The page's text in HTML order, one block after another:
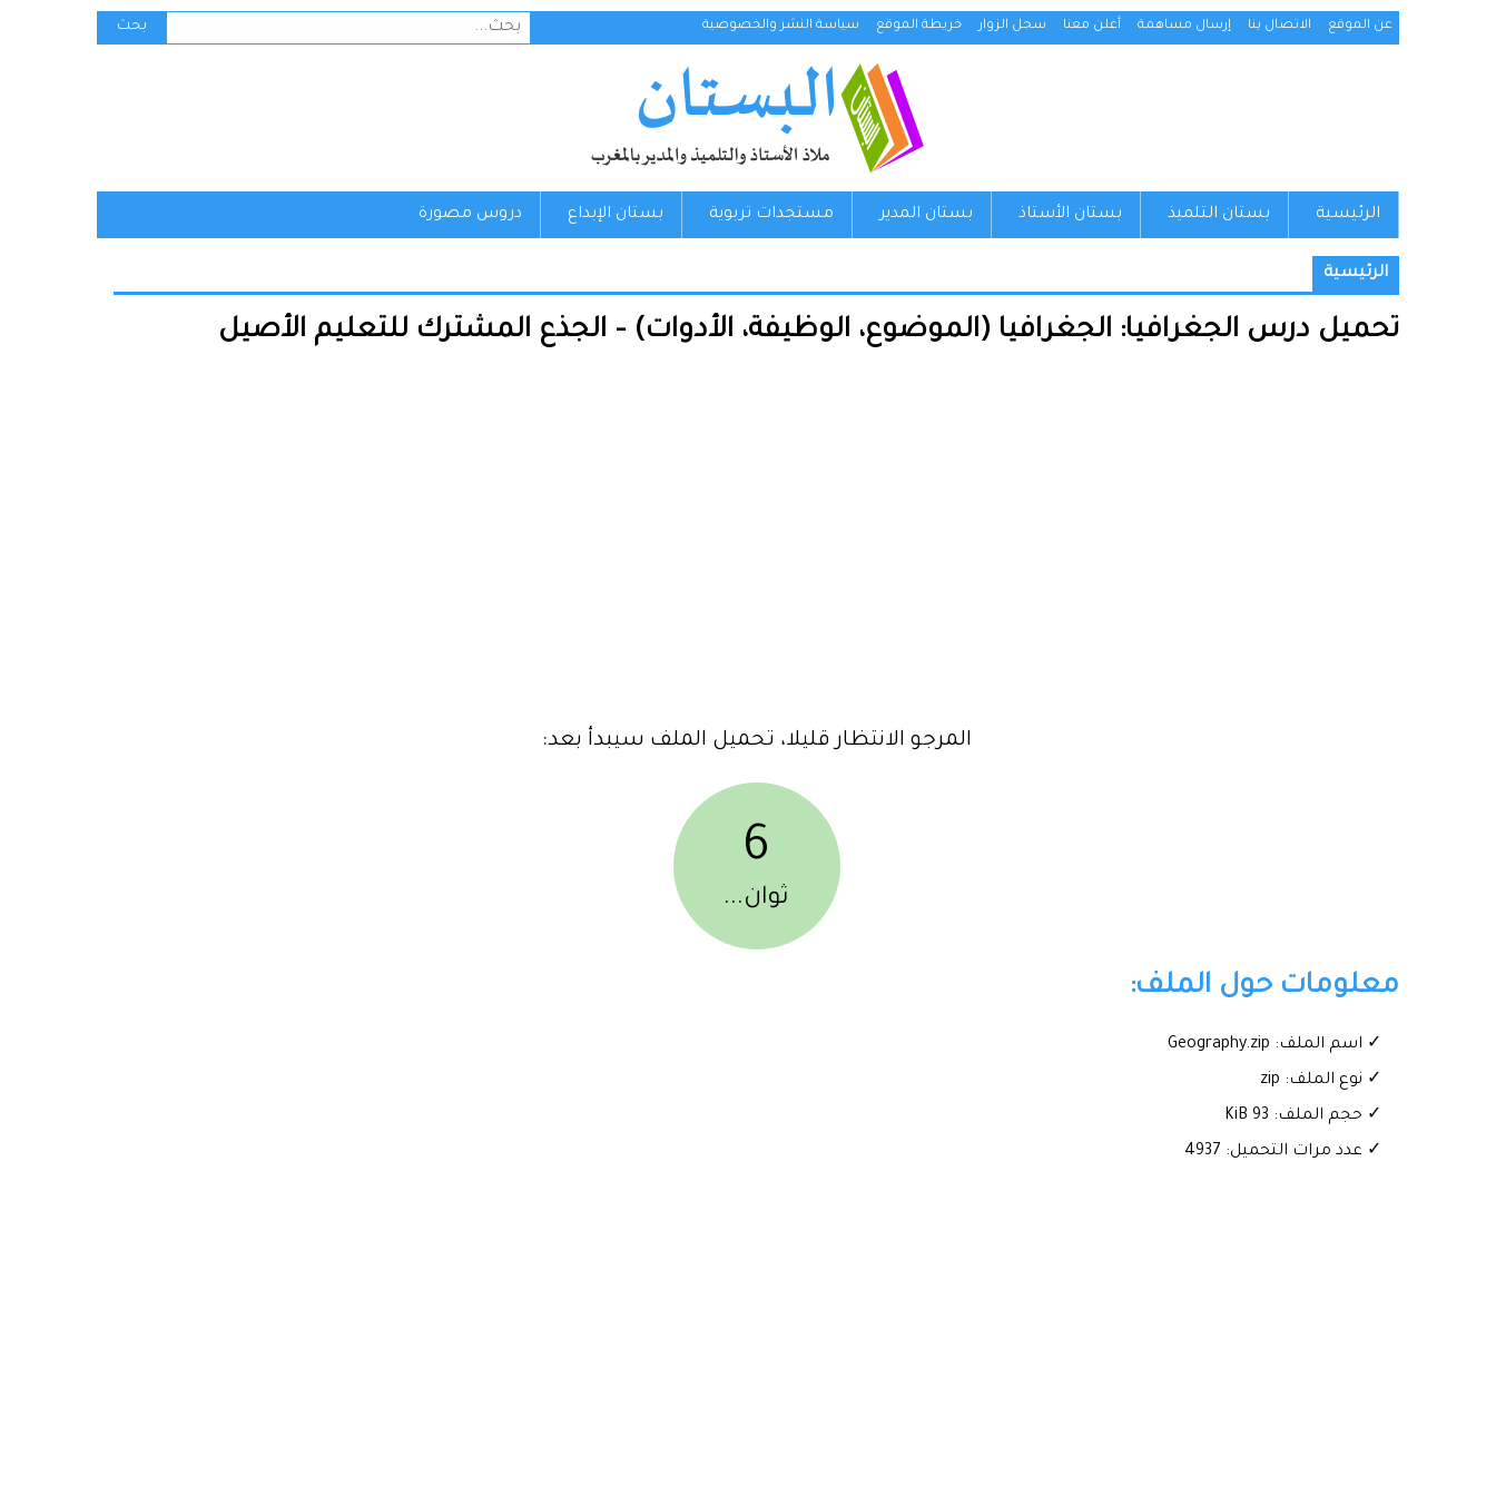
عن الموقع الاتصال بنا إرسال مساهمة أعلن معنا سجل الزوار خريطة الموقع سياسة النشر والخصوصية
البحث
عن:
بحث
الرئيسية بستان التلميذ بستان الأستاذ بستان المدير مستجدات تربوية بستان الإبداع دروس مصورة
الرئيسية
تحميل درس الجغرافيا: الجغرافيا (الموضوع، الوظيفة، الأدوات) – الجذع المشترك للتعليم الأصيل
المرجو الانتظار قليلا، تحميل الملف سيبدأ بعد:
6
ثوان...
معلومات حول الملف:
✓ اسم الملف: Geography.zip
✓ نوع الملف: zip
✓ حجم الملف: 93 KiB
✓ عدد مرات التحميل: 4937